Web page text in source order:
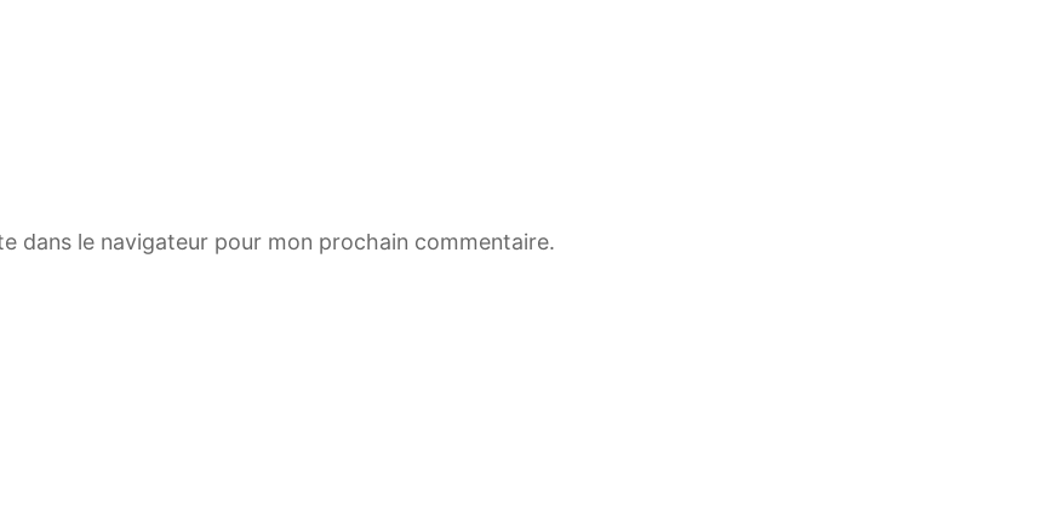
dans le navigateur pour mon prochain commentaire.